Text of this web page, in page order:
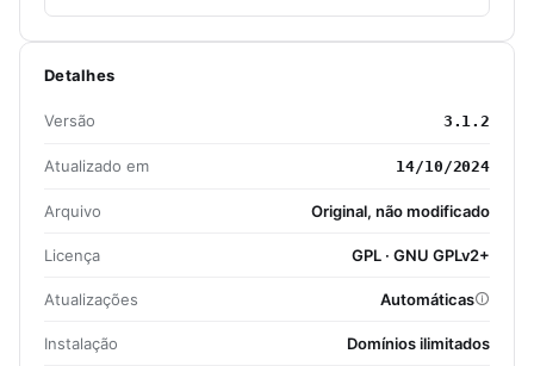
Detalhes
Versão 3.1.2
Atualizado em 14/10/2024
Arquivo Original, não modificado
Licença GPL · GNU GPLv2+
Atualizações Automáticas
Instalação Domínios ilimitados